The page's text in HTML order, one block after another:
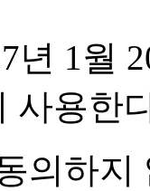
년 1월
사용한
의하지